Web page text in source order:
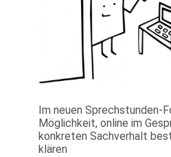
Im neuen Sprechstunden-
Möglichkeit, online im
konkreten Sachverhalt
klären